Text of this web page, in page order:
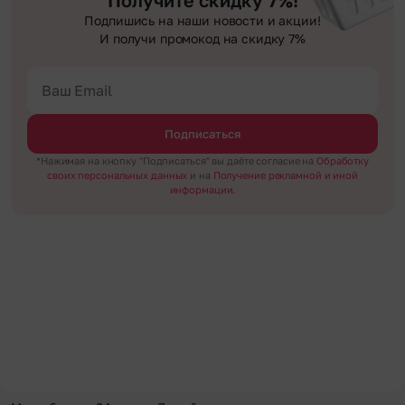
Подпишись на наши новости и акции!
И получи промокод на скидку 7%
Подписаться
*Нажимая на кнопку "Подписаться" вы даёте согласие на Обработку
своих персональных данных и на Получение рекламной и иной
информации.